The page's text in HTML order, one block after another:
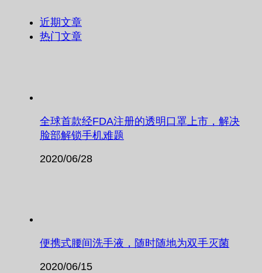
近期文章
热门文章
全球首款经FDA注册的透明口罩上市，解决
脸部解锁手机难题
2020/06/28
便携式腰间洗手液，随时随地为双手灭菌
2020/06/15